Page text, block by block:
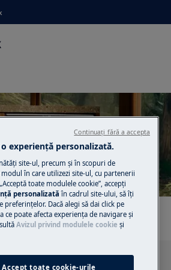
Laundry
experienţă personalizată.
site-ul, precum și în scopuri de
în care utilizezi site-ul, cu partenerii
toate modulele cookie”, accepţi
personalizată în cadrul site-ului, să îţi
preferinţelor. Dacă alegi să dai click pe
ce poate afecta experienţa de navigare și
Avizul privind modulele cookie și
Accept toate cookie-urile
Continuați fără a accepta